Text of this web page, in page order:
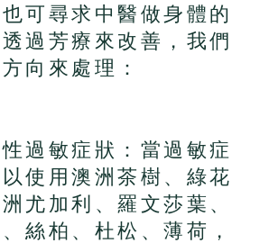
可尋求中醫做身體的
過芳療來改善，我們
向來處理：
過敏症狀：當過敏症
使用澳洲茶樹、綠花
尤加利、羅文莎葉、
絲柏、杜松、薄荷，